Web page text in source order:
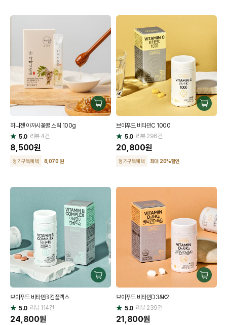
구
매
허니젠 아까시꽃꿀 스틱 100g
별
점
5.0 리뷰4건
8,500원
정기구독혜택 8,070 원
구
매
브이푸드 비타민C 1000
별
점
5.0 리뷰296건
20,800원
정기구독혜택 최대 20%할인
구
매
브이푸드 비타민B 컴플렉스
별
점
5.0 리뷰114건
24,800원
구
매
브이푸드 비타민D3&K2
별
점
5.0 리뷰239건
21,800원